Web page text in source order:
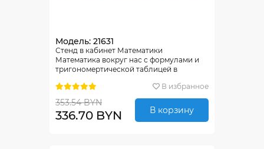
Модель: 21631
Стенд в кабинет Математики
Математика вокруг нас с формулами и
тригономертической таблицей в
В избранное
353.54 BYN
336.70 BYN В корзину